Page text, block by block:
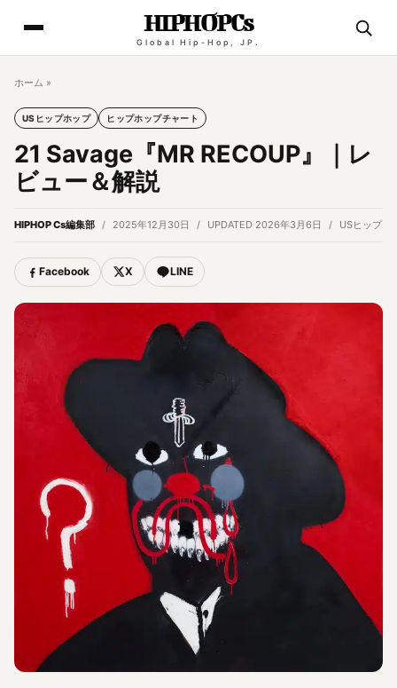
HIPHOPCs
Global Hip-Hop, JP.
ホーム »
USヒップホップ ヒップホップチャート
21 Savage『MR RECOUP』｜レ
ビュー＆解説
HIPHOP Cs編集部 2025年12月30日 UPDATED 2026年3月6日 USヒップホ
Facebook X LINE